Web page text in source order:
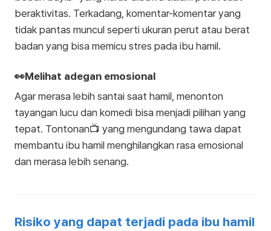
beraktivitas. Terkadang, komentar-komentar yang
tidak pantas muncul seperti ukuran perut atau berat
badan yang bisa memicu stres pada ibu hamil.
👀Melihat adegan emosional
Agar merasa lebih santai saat hamil, menonton
tayangan lucu dan komedi bisa menjadi pilihan yang
tepat. Tontonan📺 yang mengundang tawa dapat
membantu ibu hamil menghilangkan rasa emosional
dan merasa lebih senang.
Risiko yang dapat terjadi pada ibu hamil